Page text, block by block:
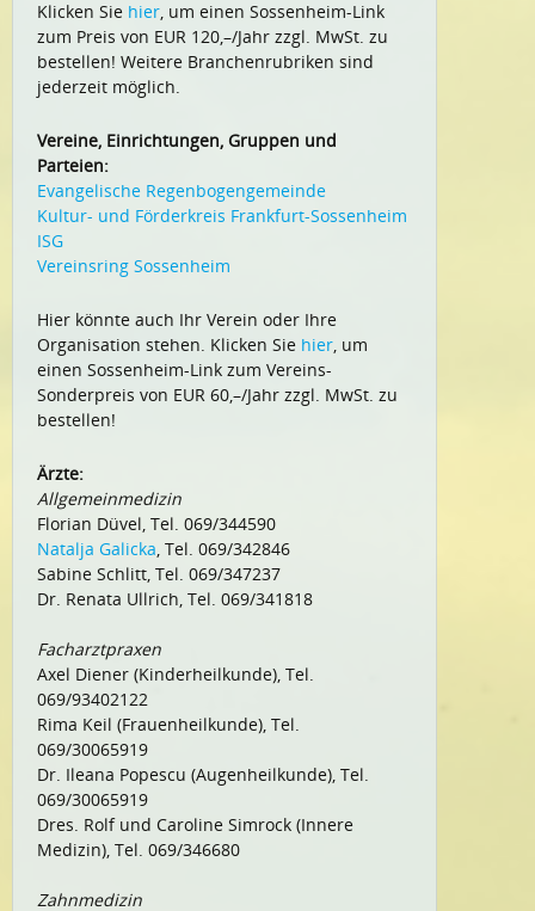
Klicken Sie hier, um einen Sossenheim-Link
zum Preis von EUR 120,–/Jahr zzgl. MwSt. zu
bestellen! Weitere Branchenrubriken sind
jederzeit möglich.
Vereine, Einrichtungen, Gruppen und
Parteien:
Evangelische Regenbogengemeinde
Kultur- und Förderkreis Frankfurt-Sossenheim
ISG
Vereinsring Sossenheim
Hier könnte auch Ihr Verein oder Ihre
Organisation stehen. Klicken Sie hier, um
einen Sossenheim-Link zum Vereins-
Sonderpreis von EUR 60,–/Jahr zzgl. MwSt. zu
bestellen!
Ärzte:
Allgemeinmedizin
Florian Düvel, Tel. 069/344590
Natalja Galicka, Tel. 069/342846
Sabine Schlitt, Tel. 069/347237
Dr. Renata Ullrich, Tel. 069/341818
Facharztpraxen
Axel Diener (Kinderheilkunde), Tel.
069/93402122
Rima Keil (Frauenheilkunde), Tel.
069/30065919
Dr. Ileana Popescu (Augenheilkunde), Tel.
069/30065919
Dres. Rolf und Caroline Simrock (Innere
Medizin), Tel. 069/346680
Zahnmedizin